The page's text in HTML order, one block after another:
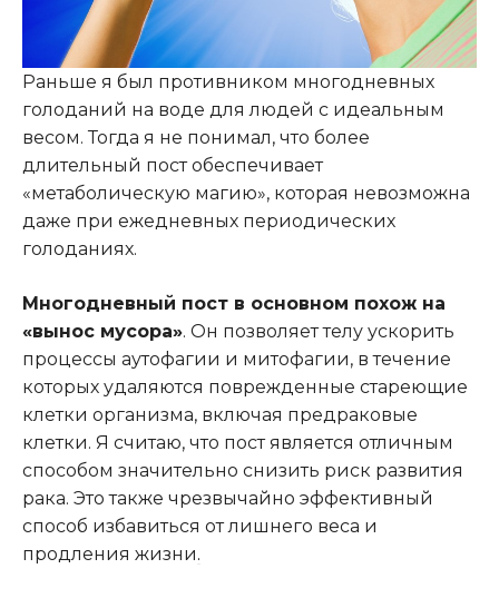
Раньше я был противником многодневных
голоданий на воде для людей с идеальным
весом. Тогда я не понимал, что более
длительный пост обеспечивает
«метаболическую магию», которая невозможна
даже при ежедневных периодических
голоданиях.
Многодневный пост в основном похож на
«вынос мусора». Он позволяет телу ускорить
процессы аутофагии и митофагии, в течение
которых удаляются поврежденные стареющие
клетки организма, включая предраковые
клетки. Я считаю, что пост является отличным
способом значительно снизить риск развития
рака. Это также чрезвычайно эффективный
способ избавиться от лишнего веса и
продления жизни.